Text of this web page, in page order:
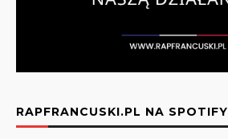
RAPFRANCUSKI.PL NA SPOTIFY